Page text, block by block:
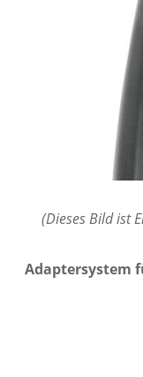
(Dieses Bild ist
Adaptersystem